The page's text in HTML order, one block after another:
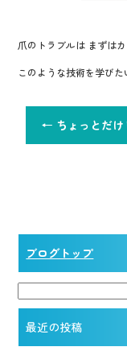
爪のトラブルは まずは
このような技術を学びた
← ちょっとだけ
ブログトップ
最近の投稿